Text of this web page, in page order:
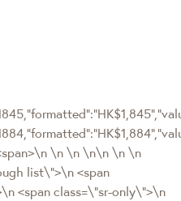
\n \n \n\n \n \n
list\">\n <span
<span class=\"sr-only\">\n